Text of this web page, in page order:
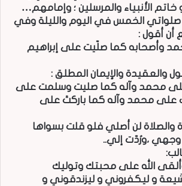
الأنبياء والمرسلين ؛ وإمامهم…
الخمس في اليوم والليلة وفي
أن أقول :
وأصحابه كما صلّيت على إبراهيم
والعقيدة والإيمان المطلق :
محمد وآله كما صليت وسلمت على
على محمد وآله كما باركتَ على
والصلاة لن أصلي فلو قلت بسواها
،ورُدّت إلي..
الله على محبتك وتوليك
و ليكفروني و ليزندقوني و